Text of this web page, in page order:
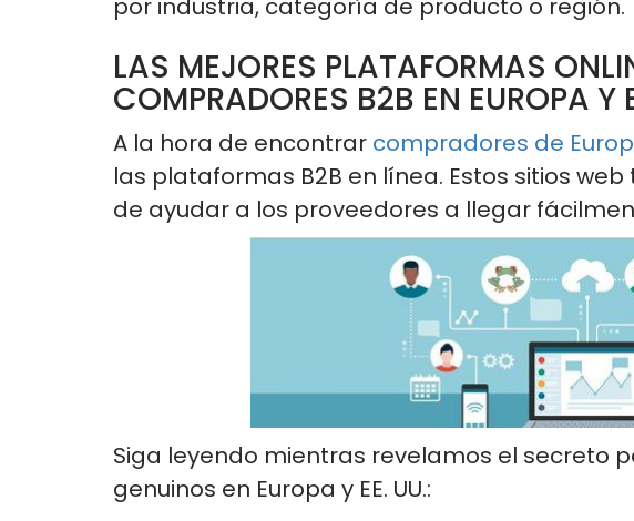
por industria, categoría de producto o región.
LAS MEJORES PLATAFORMAS
COMPRADORES B2B EN EUROPA Y
A la hora de encontrar compradores de
las plataformas B2B en línea. Estos sitios
de ayudar a los proveedores a llegar
Siga leyendo mientras revelamos el secreto
genuinos en Europa y EE. UU.: